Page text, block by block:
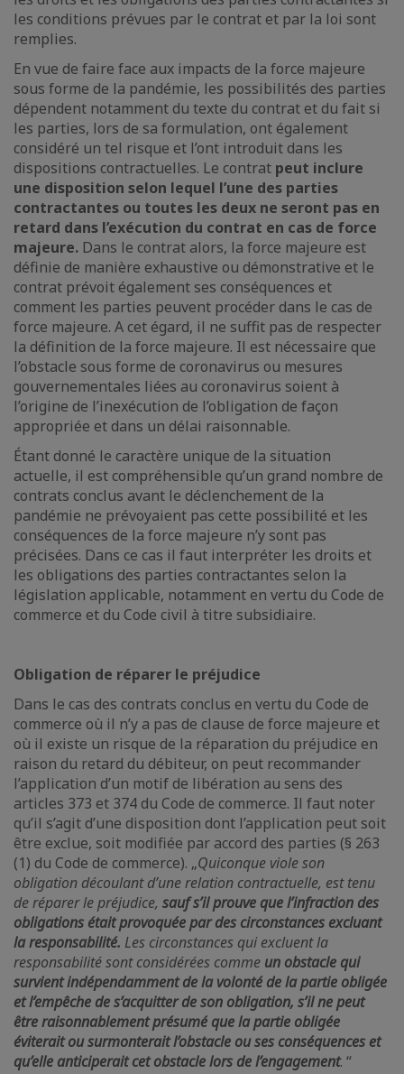
les conditions prévues par le contrat et par la loi sont
remplies.
En vue de faire face aux impacts de la force majeure
sous forme de la pandémie, les possibilités des parties
dépendent notamment du texte du contrat et du fait si
les parties, lors de sa formulation, ont également
considéré un tel risque et l’ont introduit dans les
dispositions contractuelles. Le contrat peut inclure
une disposition selon lequel l’une des parties
contractantes ou toutes les deux ne seront pas en
retard dans l’exécution du contrat en cas de force
majeure. Dans le contrat alors, la force majeure est
définie de manière exhaustive ou démonstrative et le
contrat prévoit également ses conséquences et
comment les parties peuvent procéder dans le cas de
force majeure. A cet égard, il ne suffit pas de respecter
la définition de la force majeure. Il est nécessaire que
l’obstacle sous forme de coronavirus ou mesures
gouvernementales liées au coronavirus soient à
l’origine de l’inexécution de l’obligation de façon
appropriée et dans un délai raisonnable.
Étant donné le caractère unique de la situation
actuelle, il est compréhensible qu’un grand nombre de
contrats conclus avant le déclenchement de la
pandémie ne prévoyaient pas cette possibilité et les
conséquences de la force majeure n’y sont pas
précisées. Dans ce cas il faut interpréter les droits et
les obligations des parties contractantes selon la
législation applicable, notamment en vertu du Code de
commerce et du Code civil à titre subsidiaire.
Obligation de réparer le préjudice
Dans le cas des contrats conclus en vertu du Code de
commerce où il n’y a pas de clause de force majeure et
où il existe un risque de la réparation du préjudice en
raison du retard du débiteur, on peut recommander
l’application d’un motif de libération au sens des
articles 373 et 374 du Code de commerce. Il faut noter
qu’il s’agit d’une disposition dont l’application peut soit
être exclue, soit modifiée par accord des parties (§ 263
(1) du Code de commerce). „Quiconque viole son
obligation découlant d’une relation contractuelle, est tenu
de réparer le préjudice, sauf s’il prouve que l’infraction des
obligations était provoquée par des circonstances excluant
la responsabilité. Les circonstances qui excluent la
responsabilité sont considérées comme un obstacle qui
survient indépendamment de la volonté de la partie obligée
et l’empêche de s’acquitter de son obligation, s’il ne peut
être raisonnablement présumé que la partie obligée
éviterait ou surmonterait l’obstacle ou ses conséquences et
qu’elle anticiperait cet obstacle lors de l’engagement. “